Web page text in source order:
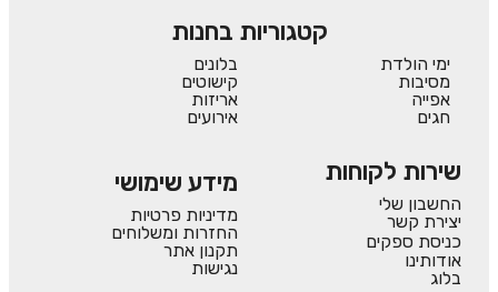
קטגוריות בחנות
ימי הולדת
מסיבות
אפייה
חגים
בלונים
קישוטים
אריזות
אירועים
שירות לקוחות
החשבון שלי
יצירת קשר
כניסת ספקים
אודותינו
בלוג
מידע שימושי
מדיניות פרטיות
החזרות ומשלוחים
תקנון אתר
נגישות